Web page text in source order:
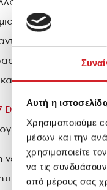
Αυτή η
Χρησιμοποιούμε
μέσων και την
χρησιμοποιείτε
να τις
από μέρους σας
προσεκτικά
σε
που συμβάλλει
τη μοναδική
Discover Collection
και να αντλήσουν
νέα αυτή πρόταση, η
και